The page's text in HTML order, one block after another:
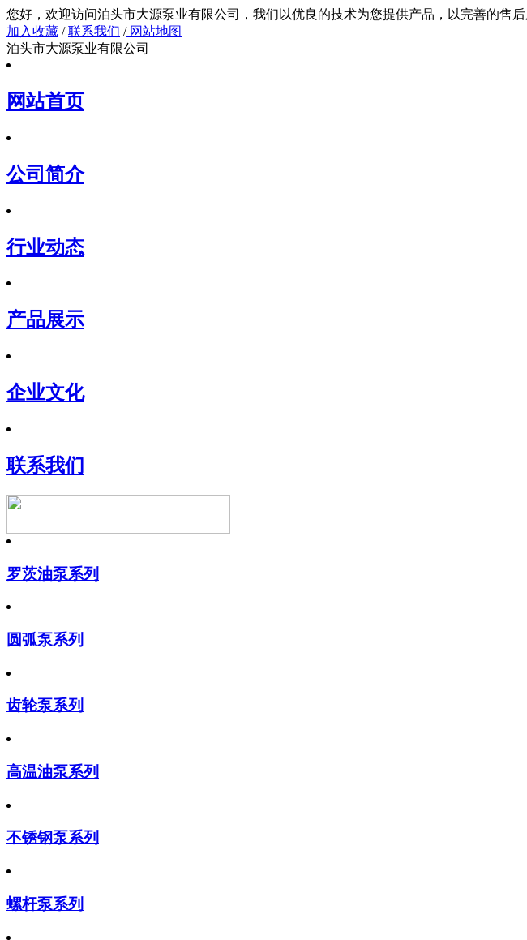
您好，欢迎访问泊头市大源泵业有限公司，我们以优良的技术为您提供产品
加入收藏 /联系我们 /网站地图
泊头市大源泵业有限公司
网站首页
公司简介
行业动态
产品展示
企业文化
联系我们
罗茨油泵系列
圆弧泵系列
齿轮泵系列
高温油泵系列
不锈钢泵系列
螺杆泵系列